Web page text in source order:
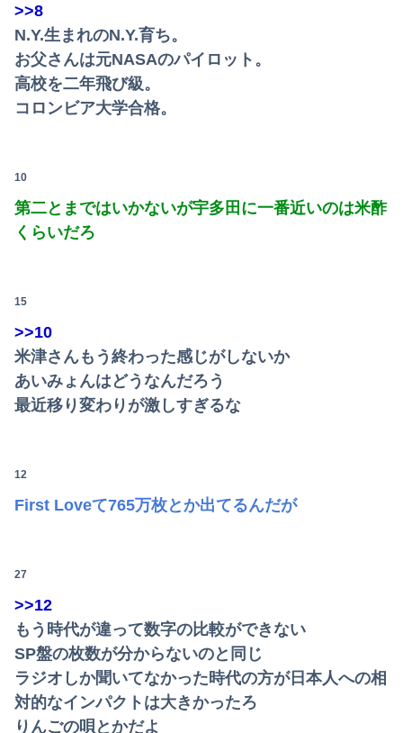
Powered by livedoor 相互RSS
>>8
N.Y.生まれのN.Y.育ち。
お父さんは元NASAのパイロット。
高校を二年飛び級。
コロンビア大学合格。
10
第二とまではいかないが宇多田に一番近いのは米酢
くらいだろ
15
>>10
米津さんもう終わった感じがしないか
あいみょんはどうなんだろう
最近移り変わりが激しすぎるな
12
First Loveて765万枚とか出てるんだが
27
>>12
もう時代が違って数字の比較ができない
SP盤の枚数が分からないのと同じ
ラジオしか聞いてなかった時代の方が日本人への相
対的なインパクトは大きかったろ
りんごの唄とかだよ